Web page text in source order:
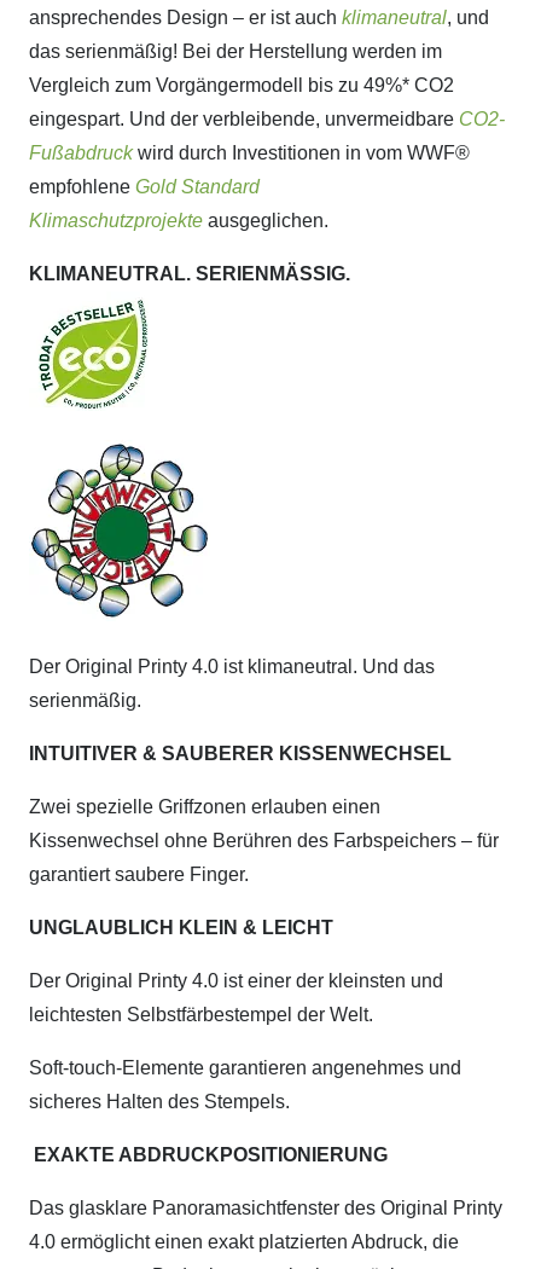
ansprechendes Design – er ist auch klimaneutral, und
das serienmäßig! Bei der Herstellung werden im
Vergleich zum Vorgängermodell bis zu 49%* CO2
eingespart. Und der verbleibende, unvermeidbare CO2-
Fußabdruckwird durch Investitionen in vom WWF®
empfohlene Gold Standard
Klimaschutzprojekte ausgeglichen.
KLIMANEUTRAL. SERIENMÄSSIG.
Der Original Printy 4.0 ist klimaneutral. Und das
serienmäßig.
INTUITIVER & SAUBERER KISSENWECHSEL
Zwei spezielle Griffzonen erlauben einen
Kissenwechsel ohne Berühren des Farbspeichers – für
garantiert saubere Finger.
UNGLAUBLICH KLEIN & LEICHT
Der Original Printy 4.0 ist einer der kleinsten und
leichtesten Selbstfärbestempel der Welt.
Soft-touch-Elemente garantieren angenehmes und
sicheres Halten des Stempels.
EXAKTE ABDRUCKPOSITIONIERUNG
Das glasklare Panoramasichtfenster des Original Printy
4.0 ermöglicht einen exakt platzierten Abdruck, die